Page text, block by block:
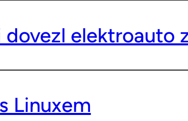
dovezl elektroauto
Linuxem